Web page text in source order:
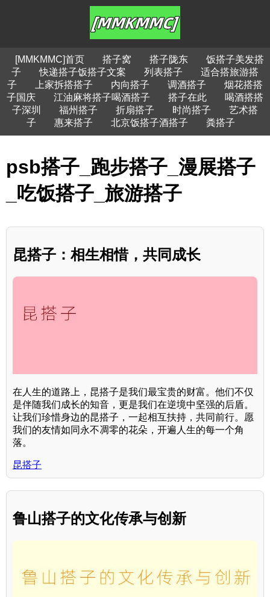
[MMKMMC]首页 搭子窝 搭子陇东
饭搭子美发搭
子
快递搭子饭搭子文案 列表搭子
适合搭旅游搭
子
上家拆搭搭子 内向搭子 调酒搭子
烟花搭搭
子国庆
江油麻将搭子喝酒搭子 搭子在此
喝酒搭搭
子深圳
福州搭子 折扇搭子 时尚搭子
艺术搭
子
惠来搭子 北京饭搭子酒搭子 粪搭子
psb搭子_跑步搭子_漫展搭子
_吃饭搭子_旅游搭子
昆搭子：相生相惜，共同成长
在人生的道路上，昆搭子是我们最宝贵的财富。他们不仅
是伴随我们成长的知音，更是我们在逆境中坚强的后盾。
让我们珍惜身边的昆搭子，一起相互扶持，共同前行。愿
我们的友情如同永不凋零的花朵，开遍人生的每一个角
落。
昆搭子
鲁山搭子的文化传承与创新